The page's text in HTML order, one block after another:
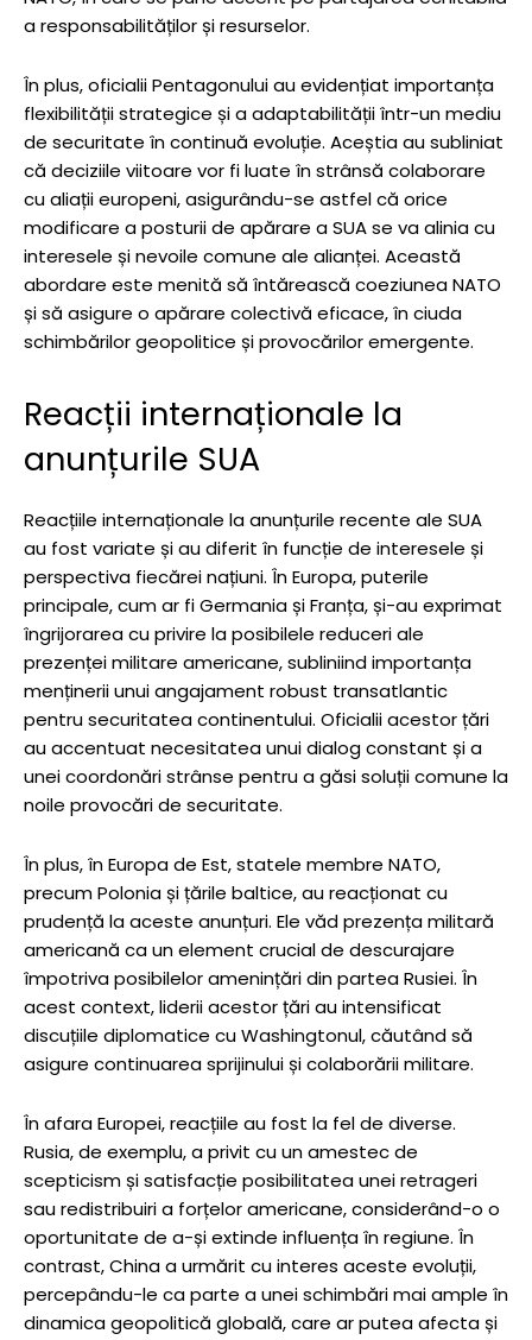
a responsabilităților și resurselor.
În plus, oficialii Pentagonului au evidențiat importanța
flexibilității strategice și a adaptabilității într-un mediu
de securitate în continuă evoluție. Aceștia au subliniat
că deciziile viitoare vor fi luate în strânsă colaborare
cu aliații europeni, asigurându-se astfel că orice
modificare a posturii de apărare a SUA se va alinia cu
interesele și nevoile comune ale alianței. Această
abordare este menită să întărească coeziunea NATO
și să asigure o apărare colectivă eficace, în ciuda
schimbărilor geopolitice și provocărilor emergente.
Reacții internaționale la
anunțurile SUA
Reacțiile internaționale la anunțurile recente ale SUA
au fost variate și au diferit în funcție de interesele și
perspectiva fiecărei națiuni. În Europa, puterile
principale, cum ar fi Germania și Franța, și-au exprimat
îngrijorarea cu privire la posibilele reduceri ale
prezenței militare americane, subliniind importanța
menținerii unui angajament robust transatlantic
pentru securitatea continentului. Oficialii acestor țări
au accentuat necesitatea unui dialog constant și a
unei coordonări strânse pentru a găsi soluții comune la
noile provocări de securitate.
În plus, în Europa de Est, statele membre NATO,
precum Polonia și țările baltice, au reacționat cu
prudență la aceste anunțuri. Ele văd prezența militară
americană ca un element crucial de descurajare
împotriva posibilelor amenințări din partea Rusiei. În
acest context, liderii acestor țări au intensificat
discuțiile diplomatice cu Washingtonul, căutând să
asigure continuarea sprijinului și colaborării militare.
În afara Europei, reacțiile au fost la fel de diverse.
Rusia, de exemplu, a privit cu un amestec de
scepticism și satisfacție posibilitatea unei retrageri
sau redistribuiri a forțelor americane, considerând-o o
oportunitate de a-și extinde influența în regiune. În
contrast, China a urmărit cu interes aceste evoluții,
percepându-le ca parte a unei schimbări mai ample în
dinamica geopolitică globală, care ar putea afecta și